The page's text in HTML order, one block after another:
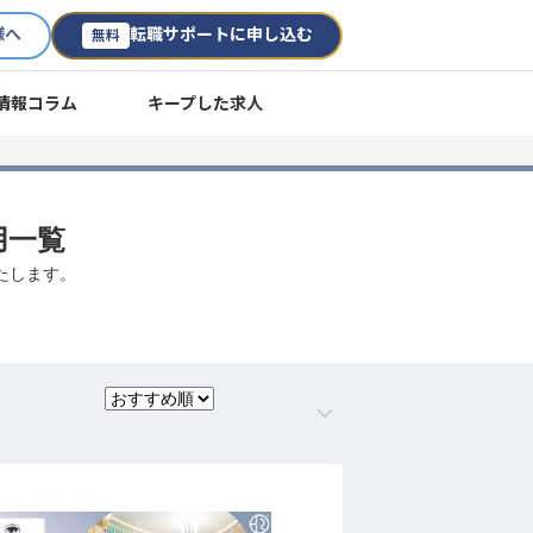
へ 無料 転職サポートに申し込む
報コラム キープした求人
一覧
ます。